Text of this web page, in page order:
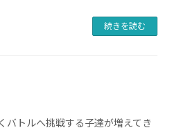
続きを読む
バトルへ挑戦する子達が増えてき